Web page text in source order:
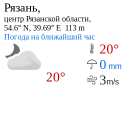
Рязань,
центр Рязанской области,
54.6° N, 39.69° E 113 m
Погода на ближайший час
20°
20°
0 mm
3m/s